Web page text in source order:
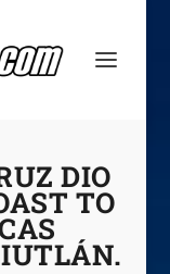
DIO
TO